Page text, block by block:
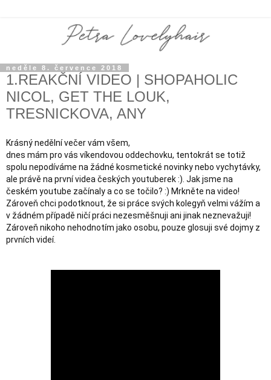
neděle 8. července 2018
1.REAKČNÍ VIDEO | SHOPAHOLIC
NICOL, GET THE LOUK,
TRESNICKOVA, ANY
Krásný nedělní večer vám všem,
dnes mám pro vás víkendovou oddechovku, tentokrát se totiž
spolu nepodíváme na žádné kosmetické novinky nebo vychytávky,
ale právě na první videa českých youtuberek :). Jak jsme na
českém youtube začínaly a co se točilo? :) Mrkněte na video!
Zároveň chci podotknout, že si práce svých kolegyň velmi vážím a
v žádném případě ničí práci nezesměšnuji ani jinak neznevažuji!
Zároveň nikoho nehodnotím jako osobu, pouze glosuji své dojmy z
prvních videí.